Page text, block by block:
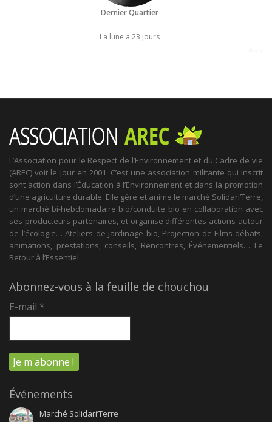
Dernier Quartier
La lune a 23 jours
L’Association pour le Respect de l’Environnement et du Cadre de vie
(AREC) voit le jour en 2001. C’est une association militante qui inscrit
sont action dans l’Éducation à l’Environnement et dans la promotion
d’une agriculture durable. Elle gère et anime le marché Solidari’Terre,
un marché bi-hebdomadaire bio/conduite bio en collaboration avec
ses producteurs-partenaires, et organise différentes actions autour
de l’écologie… Ateliers de jardinage bio, Projection de Films-débats,
animations, prestations, conseils, Rencontres, Événementiels… Le
Retour à l’Essentiel.
Abonnez-vous à la feuille de chouchou
E-mail *
Événements
Marché Solidari’Terre